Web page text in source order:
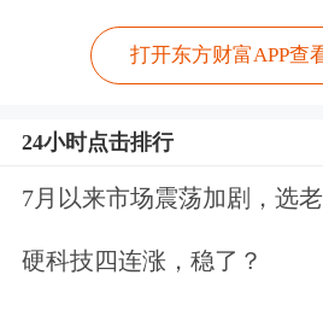
打开东方财富APP查
24小时点击排行
7月以来市场震荡加剧，选
硬科技四连涨，稳了？